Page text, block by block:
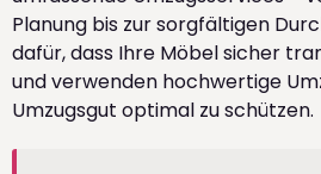
Planung bis zur sorgfältigen
dafür, dass Ihre Möbel sicher
und verwenden hochwertige
Umzugsgut optimal zu schützen.